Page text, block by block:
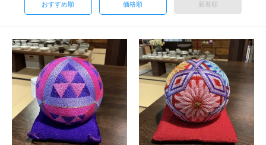
おすすめ順 価格順 新着順